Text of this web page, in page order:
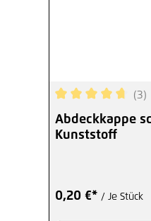
(3)
Abdeckkappe
Kunststoff
0,20 €* / Je Stück